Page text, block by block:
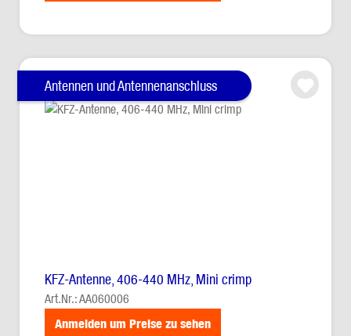
Antennen und Antennenanschluss
KFZ-Antenne, 406-440 MHz, Mini crimp
Art.Nr.: AA060006
Anmelden um Preise zu sehen